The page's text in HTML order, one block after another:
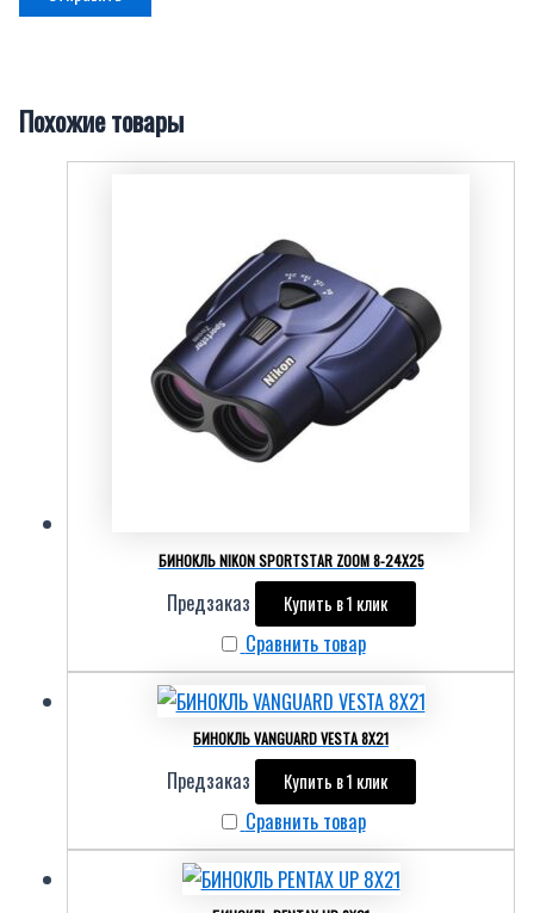
Похожие товары
БИНОКЛЬ NIKON SPORTSTAR ZOOM 8-24X25
Предзаказ Купить в 1 клик
Сравнить товар
БИНОКЛЬ VANGUARD VESTA 8X21
Предзаказ Купить в 1 клик
Сравнить товар